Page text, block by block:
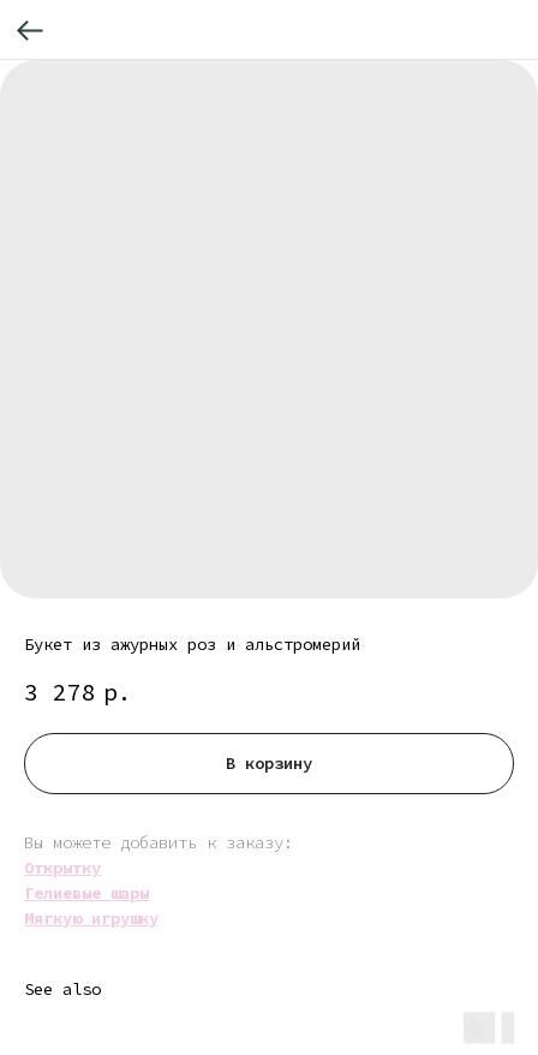
Букет из ажурных роз и альстромерий
3 278 р.
В корзину
Вы можете добавить к заказу:
Открытку
Гелиевые шары
Мягкую игрушку
See also